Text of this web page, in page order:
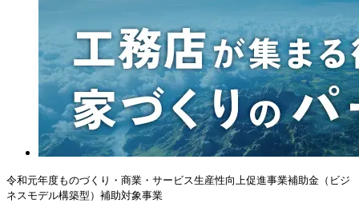
令和元年度ものづくり・商業・サービス生産性向上促進事業補助金（ビジ
ネスモデル構築型）補助対象事業